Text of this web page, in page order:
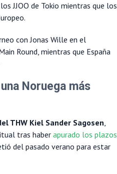
JJOO de Tokio mientras que los
con Jonas Wille en el
Round, mientras que España
Noruega más
THW Kiel Sander Sagosen,
tras haber apurado los plazos
del pasado verano para estar